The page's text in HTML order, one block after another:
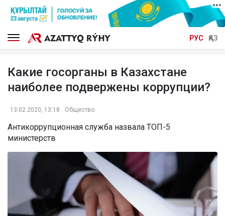
РУС ҚАЗ
Какие госорганы в Казахстане
наиболее подвержены коррупции?
13.02.2020, 13:18 Общество
Антикоррупционная служба назвала ТОП-5
министерств